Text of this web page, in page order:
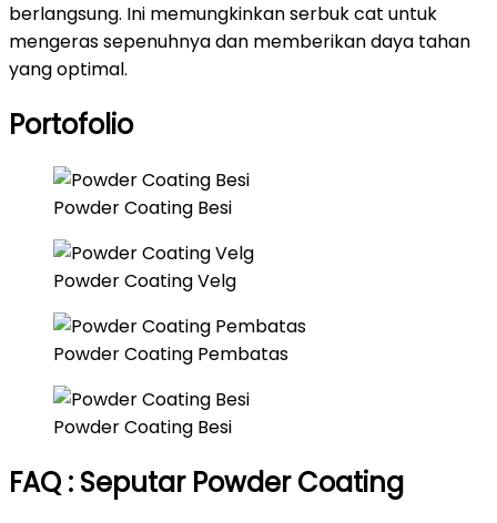
berlangsung. Ini memungkinkan serbuk cat untuk
mengeras sepenuhnya dan memberikan daya tahan
yang optimal.
Portofolio
Powder Coating Besi
Powder Coating Velg
Powder Coating Pembatas
Powder Coating Besi
FAQ : Seputar Powder Coating